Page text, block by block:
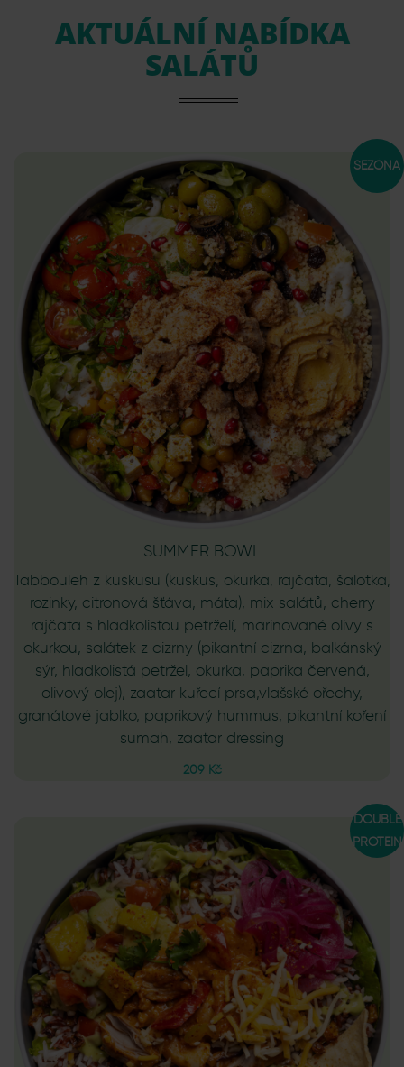
AKTUÁLNÍ NABÍDKA
SALÁTŮ
SEZÓNA
SUMMER BOWL
Tabbouleh z kuskusu (kuskus, okurka, rajčata, šalotka,
rozinky, citronová šťáva, máta), mix salátů, cherry
rajčata s hladkolistou petrželí, marinované olivy s
okurkou, salátek z cizrny (pikantní cizrna, balkánský
sýr, hladkolistá petržel, okurka, paprika červená,
olivový olej), zaatar kuřecí prsa,vlašské ořechy,
granátové jablko, paprikový hummus, pikantní koření
sumah, zaatar dressing
209 Kč
DOUBLE
PROTEIN